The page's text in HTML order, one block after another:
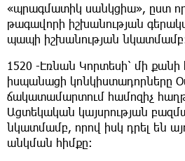
«պրագմատիկ սանկցիա», ըստ
թագավորի իշխանության
պապի իշխանության
1520 -Էռնան Կորտեսի՝ մի քանի
իսպանացի կոնկիստադորները
ճակատամարտում համոզիչ
Ացտեկական կայսրության
նկատմամբ, որով իսկ դրել են
անկման հիմքը։